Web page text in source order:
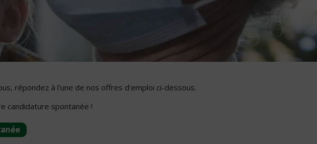
répondez à l'une de nos offres d'emploi ci-dessous.
candidature spontanée !